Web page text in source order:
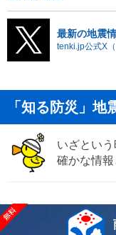
最新の地震
tenki.jp公式X
「知る防災」地
いざとい
確かな情